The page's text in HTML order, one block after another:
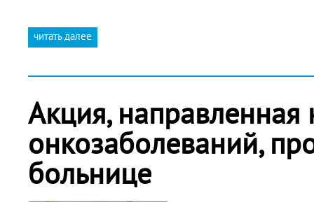
читать далее
Акция, направленная
онкозаболеваний,
больнице